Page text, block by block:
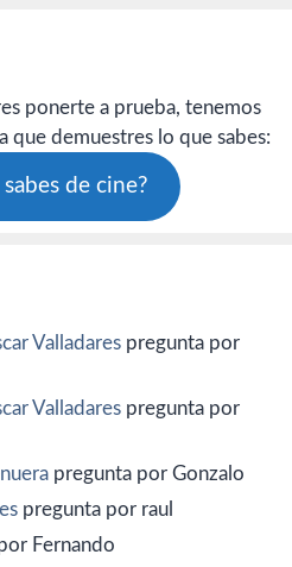
ponerte a prueba, tenemos
que demuestres lo que sabes:
de cine?
Valladares pregunta por
Valladares pregunta por
pregunta por Gonzalo
pregunta por raul
Fernando